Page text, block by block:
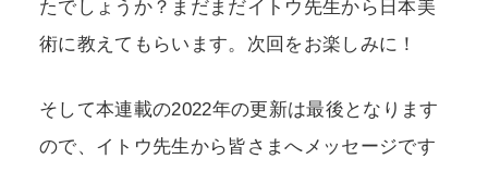
たでしょうか？まだまだイトウ先生から日本美
術に教えてもらいます。次回をお楽しみに！
そして本連載の2022年の更新は最後となります
ので、イトウ先生から皆さまへメッセージです